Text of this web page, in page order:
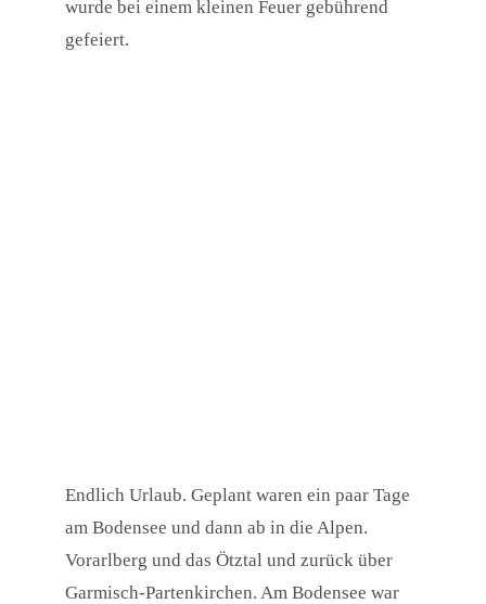
wurde bei einem kleinen Feuer gebührend
gefeiert.
Endlich Urlaub. Geplant waren ein paar Tage
am Bodensee und dann ab in die Alpen.
Vorarlberg und das Ötztal und zurück über
Garmisch-Partenkirchen. Am Bodensee war